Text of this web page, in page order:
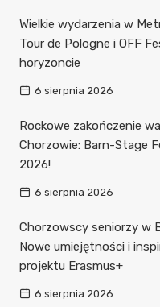
Wielkie wydarzenia w
Tour de Pologne i OFF
horyzoncie
6 sierpnia 2026
Rockowe zakończenie
Chorzowie: Barn-Stage
2026!
6 sierpnia 2026
Chorzowscy seniorzy w
Nowe umiejętności i
projektu Erasmus+
6 sierpnia 2026